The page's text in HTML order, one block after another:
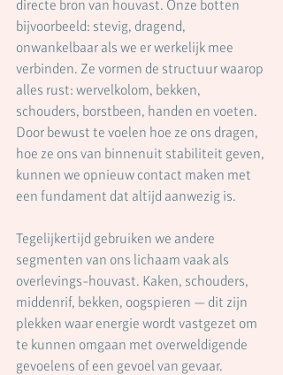
directe bron van houvast. Onze botten
bijvoorbeeld: stevig, dragend,
onwankelbaar als we er werkelijk mee
verbinden. Ze vormen de structuur waarop
alles rust: wervelkolom, bekken,
schouders, borstbeen, handen en voeten.
Door bewust te voelen hoe ze ons dragen,
hoe ze ons van binnenuit stabiliteit geven,
kunnen we opnieuw contact maken met
een fundament dat altijd aanwezig is.
Tegelijkertijd gebruiken we andere
segmenten van ons lichaam vaak als
overlevings-houvast. Kaken, schouders,
middenrif, bekken, oogspieren — dit zijn
plekken waar energie wordt vastgezet om
te kunnen omgaan met overweldigende
gevoelens of een gevoel van gevaar.